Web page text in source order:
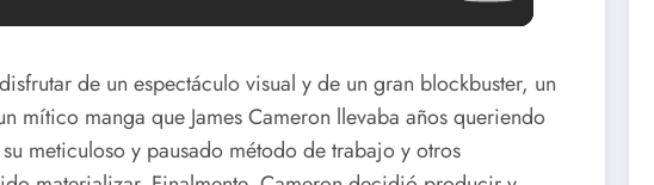
de un espectáculo visual y de un gran blockbuster, un
mítico manga que James Cameron llevaba años queriendo
meticuloso y pausado método de trabajo y otros